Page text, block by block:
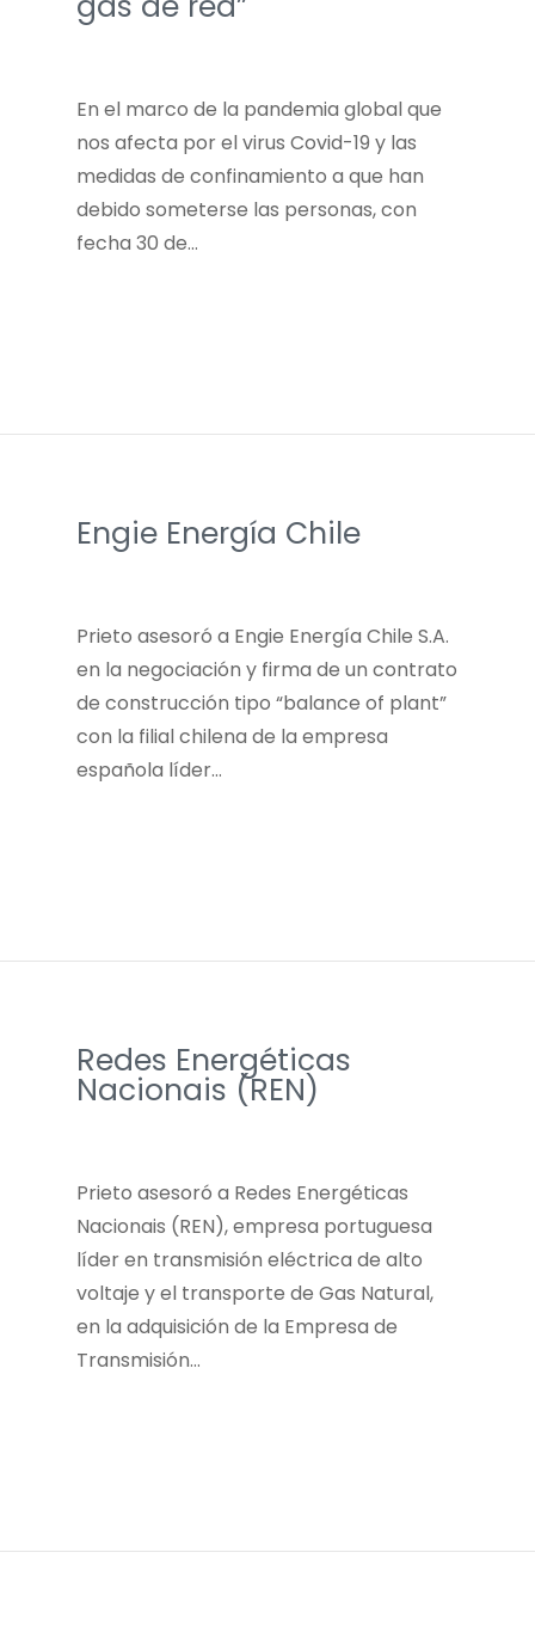
En el marco de la pandemia global que
nos afecta por el virus Covid-19 y las
medidas de confinamiento a que han
debido someterse las personas, con
fecha 30 de…
Engie Energía Chile
Prieto asesoró a Engie Energía Chile S.A.
en la negociación y firma de un contrato
de construcción tipo “balance of plant”
con la filial chilena de la empresa
española líder…
Redes Energéticas
Nacionais (REN)
Prieto asesoró a Redes Energéticas
Nacionais (REN), empresa portuguesa
líder en transmisión eléctrica de alto
voltaje y el transporte de Gas Natural,
en la adquisición de la Empresa de
Transmisión…